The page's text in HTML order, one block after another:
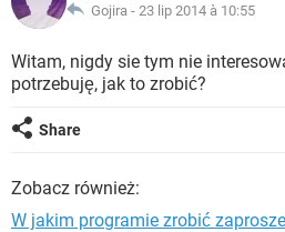
WINDOWS 10
INSTAGRAM
WINDOWS 10
GRY
INSTAGRAM
WINDOWS 10
COVID-19
GRY
INSTAGRAM
WINDOWS 10
Gojira - 23 lip 2014 à 10:55
Witam, nigdy sie tym nie
potrzebuję, jak to zrobić?
Share
Zobacz również:
W jakim programie zrobić